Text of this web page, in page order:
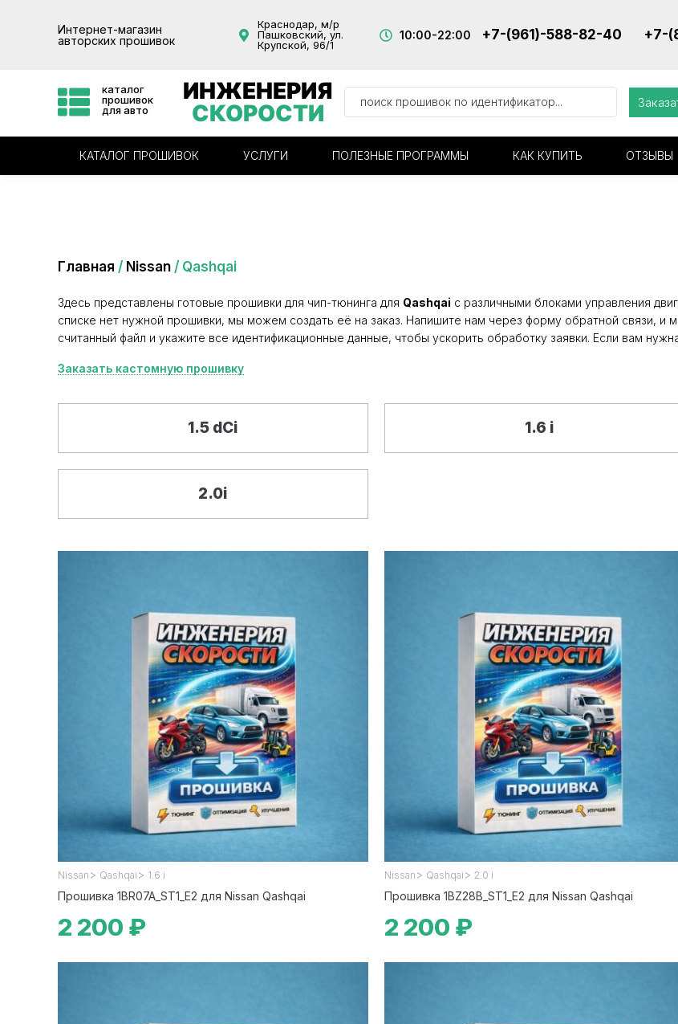
Интернет-магазин
авторских прошивок
Краснодар, м/р
Пашковский, ул.
Крупской, 96/1
10:00-22:00 +7-(961)-588-82-40 +7-
каталог
прошивок
для авто
ИНЖЕНЕРИЯ
СКОРОСТИ
КАТАЛОГ ПРОШИВОК УСЛУГИ ПОЛЕЗНЫЕ ПРОГРАММЫ КАК КУПИТЬ ОТЗЫВЫ
Главная / Nissan / Qashqai
Здесь представлены готовые прошивки для чип-тюнинга для Qashqai с различными блоками управления
списке нет нужной прошивки, мы можем создать её на заказ. Напишите нам через форму обратной связи, и
считанный файл и укажите все идентификационные данные, чтобы ускорить обработку заявки. Если вам
Заказать кастомную прошивку
1.5 dCi 1.6 i
2.0i
Nissan > Qashqai > 1.6 i
Прошивка 1BR07A_ST1_E2 для Nissan Qashqai
2 200 ₽
Nissan > Qashqai > 2.0 i
Прошивка 1BZ28B_ST1_E2 для Nissan Qashqai
2 200 ₽